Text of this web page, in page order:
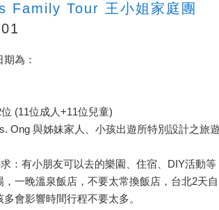
Family Tour 王小姐家庭團
為：
(11位成人+11位兒童)
Ong 與姊妹家人、小孩出遊所特別設計之旅遊
：有小朋友可以去的樂園、住宿、DIY活動等
，一晚溫泉飯店，不要太常換飯店，台北2天
會影響時間行程不要太多。